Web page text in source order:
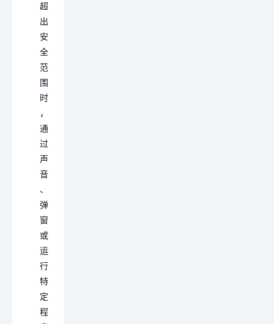
超
出
安
全
范
围
时
，
通
过
声
音
、
弹
窗
或
运
行
特
定
程